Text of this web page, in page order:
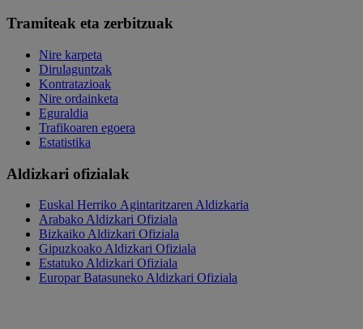
Tramiteak eta zerbitzuak
Nire karpeta
Dirulaguntzak
Kontratazioak
Nire ordainketa
Eguraldia
Trafikoaren egoera
Estatistika
Aldizkari ofizialak
Euskal Herriko Agintaritzaren Aldizkaria
Arabako Aldizkari Ofiziala
Bizkaiko Aldizkari Ofiziala
Gipuzkoako Aldizkari Ofiziala
Estatuko Aldizkari Ofiziala
Europar Batasuneko Aldizkari Ofiziala